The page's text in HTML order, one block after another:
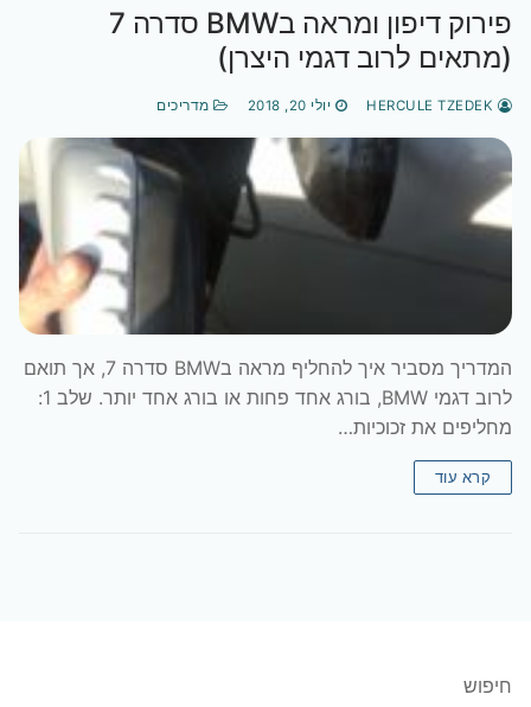
פירוק דיפון ומראה בBMW סדרה 7
(מתאים לרוב דגמי היצרן)
יולי 20, 2018 מדריכים
המדריך מסביר איך להחליף מראה בBMW סדרה 7, אך תואם
לרוב דגמי BMW, בורג אחד פחות או בורג אחד יותר. שלב 1:
מחליפים את זכוכיות…
קרא עוד
חיפוש